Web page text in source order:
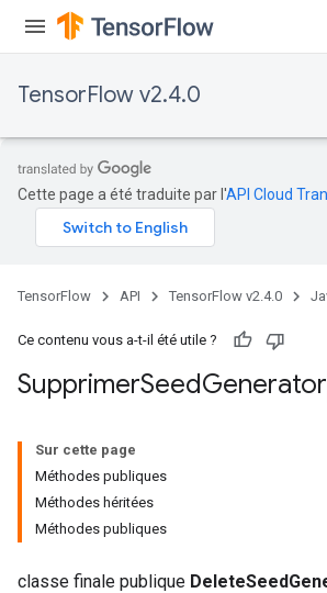
TensorFlow v2.4.0
Cette page a été traduite par l'API Cloud
TensorFlow API TensorFlow v2.4.0
Ce contenu vous a-t-il été utile ?
SupprimerSeedGenerator
Sur cette page
Méthodes publiques
Méthodes héritées
Méthodes publiques
classe finale publique